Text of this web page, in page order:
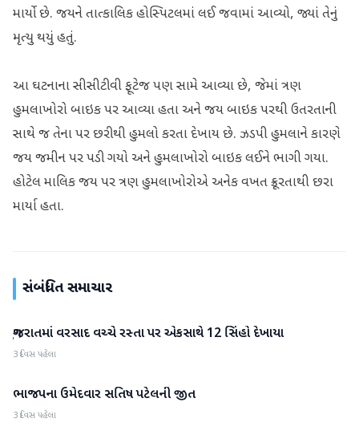
માર્યો છે. જયને તાત્કાલિક હોસ્પિટલમાં લઈ જવામાં આવ્યો, જ્યાં તેનું
મૃત્યુ થયું હતું.
આ ઘટનાના સીસીટીવી ફૂટેજ પણ સામે આવ્યા છે, જેમાં ત્રણ
હુમલાખોરો બાઇક પર આવ્યા હતા અને જય બાઇક પરથી ઉતરતાની
સાથે જ તેના પર છરીથી હુમલો કરતા દેખાય છે. ઝડપી હુમલાને કારણે
જય જમીન પર પડી ગયો અને હુમલાખોરો બાઇક લઈને ભાગી ગયા.
હોટેલ માલિક જય પર ત્રણ હુમલાખોરોએ અનેક વખત ક્રૂરતાથી છરા
માર્યા હતા.
સંબંધિત સમાચાર
ગુજરાત
ગુજરાતમાં વરસાદ વચ્ચે રસ્તા પર એકસાથે 12 સિંહો દેખાયા
3 દિવસ પહેલા
ગુજરાત
ભાજપના ઉમેદવાર સતિષ પટેલની જીત
3 દિવસ પહેલા